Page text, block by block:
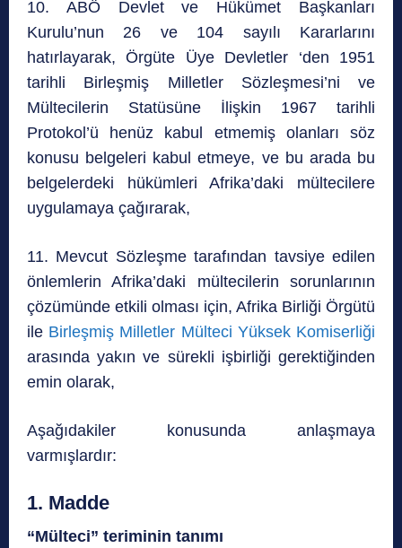
10. ABÖ Devlet ve Hükümet Başkanları
Kurulu’nun 26 ve 104 sayılı Kararlarını
hatırlayarak, Örgüte Üye Devletler ‘den 1951
tarihli Birleşmiş Milletler Sözleşmesi’ni ve
Mültecilerin Statüsüne İlişkin 1967 tarihli
Protokol’ü henüz kabul etmemiş olanları söz
konusu belgeleri kabul etmeye, ve bu arada bu
belgelerdeki hükümleri Afrika’daki mültecilere
uygulamaya çağırarak,
11. Mevcut Sözleşme tarafından tavsiye edilen
önlemlerin Afrika’daki mültecilerin sorunlarının
çözümünde etkili olması için, Afrika Birliği Örgütü
ile Birleşmiş Milletler Mülteci Yüksek Komiserliği
arasında yakın ve sürekli işbirliği gerektiğinden
emin olarak,
Aşağıdakiler konusunda anlaşmaya
varmışlardır:
1. Madde
“Mülteci” teriminin tanımı